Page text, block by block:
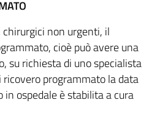
non urgenti, il
cioè può avere una
su richiesta di uno specialista
ricovero programmato la data
ospedale è stabilita a cura